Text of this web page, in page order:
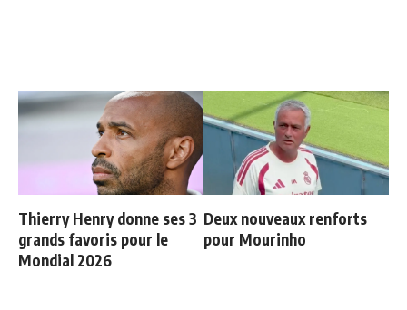
Thierry Henry donne ses 3
grands favoris pour le
Mondial 2026
Deux nouveaux renforts
pour Mourinho